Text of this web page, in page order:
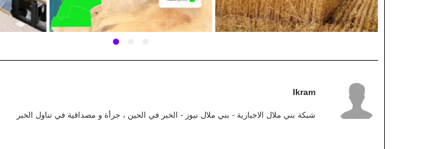
Ikram
شبكة بني ملال الاخبارية - بني ملال نيوز - الخبر في الحين ، جرأة و مصداقية في تناول الخبر